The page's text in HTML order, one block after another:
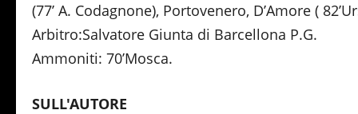
(77’ A. Codagnone), Portovenero, D’Amore (
Arbitro:Salvatore Giunta di Barcellona P.G.
Ammoniti: 70’Mosca.
SULL'AUTORE